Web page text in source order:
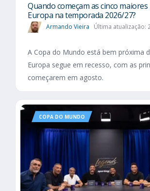
Quando começam as cinco maiores
Europa na temporada 2026/27?
Armando Vieira Última atualização:
A Copa do Mundo está bem próxima
Europa segue em recesso, com as
começarem em agosto.
COPA DO MUNDO